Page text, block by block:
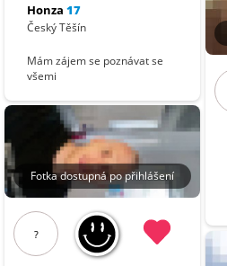
Honza 17
Český Těšín
Mám zájem se poznávat se
všemi
Fotka dostupná po přihlášení
?